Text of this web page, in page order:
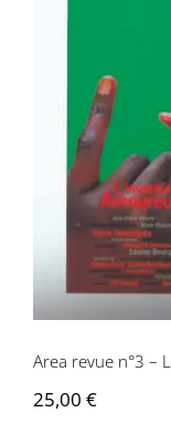
Area
Area revue n°3 –
25,00 €